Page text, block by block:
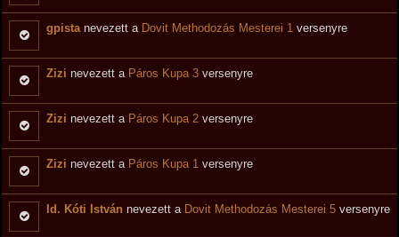
gpistanevezett a Dovit Methodozás Mesterei 1 versenyre
Zizi nevezett a Páros Kupa 3 versenyre
Zizi nevezett a Páros Kupa 2 versenyre
Zizi nevezett a Páros Kupa 1 versenyre
Id. Kóti István nevezett a Dovit Methodozás Mesterei 5 versenyre